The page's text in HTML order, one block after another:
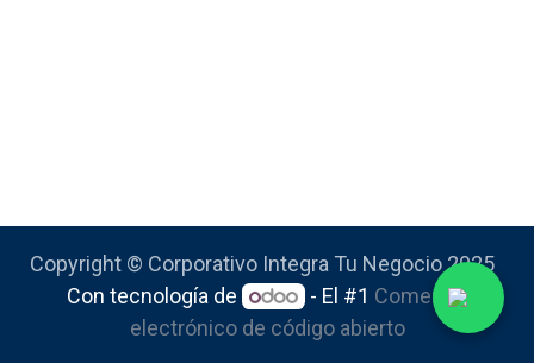
Copyright © Corporativo Integra Tu Negocio 2025
Con tecnología de
- El #1 Comercio
electrónico de código abierto